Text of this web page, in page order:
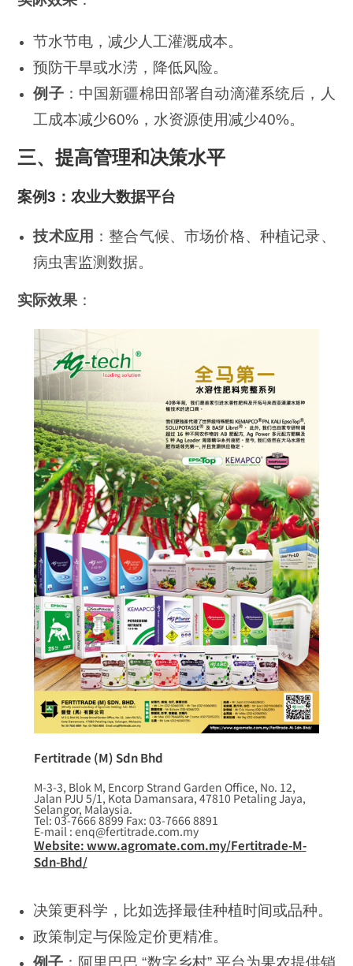
节水节电，减少人工灌溉成本。
预防干旱或水涝，降低风险。
例子：中国新疆棉田部署自动滴灌系统后，人
工成本减少60%，水资源使用减少40%。
三、提高管理和决策水平
案例3：农业大数据平台
技术应用 ：整合气候、市场价格、种植记录、
病虫害监测数据。
实际效果 ：
Fertitrade (M) Sdn Bhd
M-3-3, Blok M, Encorp Strand Garden Office, No. 12,
Jalan PJU 5/1, Kota Damansara, 47810 Petaling Jaya,
Selangor, Malaysia.
Tel: 03-7666 8899 Fax: 03-7666 8891
E-mail : enq@fertitrade.com.my
Website: www.agromate.com.my/Fertitrade-M-
Sdn-Bhd/
决策更科学，比如选择最佳种植时间或品种。
政策制定与保险定价更精准。
例子 ：阿里巴巴 “数字乡村” 平台为果农提供销